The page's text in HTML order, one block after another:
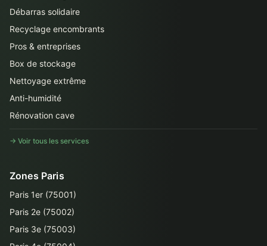
Débarras solidaire
Recyclage encombrants
Pros & entreprises
Box de stockage
Nettoyage extrême
Anti-humidité
Rénovation cave
→ Voir tous les services
Zones Paris
Paris 1er (75001)
Paris 2e (75002)
Paris 3e (75003)